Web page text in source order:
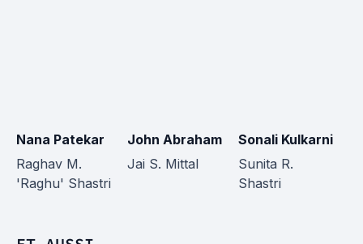
Nana Patekar
Raghav M.
'Raghu' Shastri
John Abraham
Jai S. Mittal
Sonali Kulkarni
Sunita R.
Shastri